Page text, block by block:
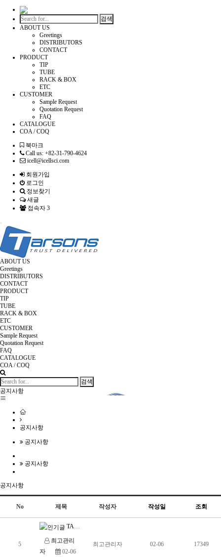
검색
ABOUT US
Greetings
DISTRIBUTORS
CONTACT
PRODUCT
TIP
TUBE
RACK & BOX
ETC
CUSTOMER
Sample Request
Quotation Request
FAQ
CATALOGUE
COA / COQ
북마크
Call us: +82-31-790-4624
icell@icellsci.com
회원가입
로그인
정보찾기
새글
접속자 3
Toggle
navigation
ABOUT US
Greetings
DISTRIBUTORS
CONTACT
PRODUCT
TIP
TUBE
RACK & BOX
ETC
CUSTOMER
Sample Request
Quotation Request
FAQ
CATALOGUE
COA / COQ
검색
공지사항
공지사항
공지사항
공지사항
공지사항
No 제목 작성자 작성일 조회
5
TARSONS 코리아 입니다.
최고관리
자
02-06
최고관리자 02-06 17349